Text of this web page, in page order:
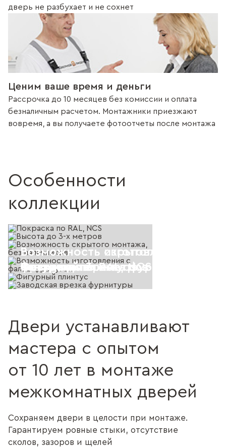
дверь не разбухает и не сохнет
Ценим ваше время и деньги
Рассрочка до 10 месяцев без комиссии и оплата
безналичным расчетом. Монтажники приезжают
вовремя, а вы получаете фотоотчеты после монтажа
Особенности
коллекции
Покраска по RAL, NCS
Высота до 3-х метров
Возможность скрытого монтажа,
наличников
Возможность изготовления с
фрамугой
Фигурный плинтус
Заводская врезка фурнитуры
Двери устанавливают
мастера с опытом
от 10 лет в монтаже
межкомнатных дверей
Сохраняем двери в целости при монтаже.
Гарантируем ровные стыки, отсутствие
сколов, зазоров и щелей